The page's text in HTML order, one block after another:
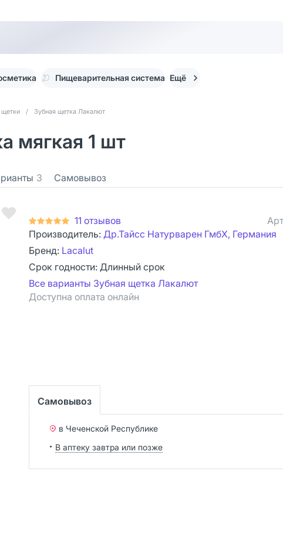
Пищеварительная система Ещё
/ Зубная щетка Лакалют
мягкая 1 шт
3 Самовывоз
11 отзывов
Производитель: Др.Тайсс Натурварен ГмбХ, Германия
Бренд: Lacalut
Срок годности: Длинный срок
Все варианты Зубная щетка Лакалют
Доступна оплата онлайн
Самовывоз
в Чеченской Республике
В аптеку завтра или позже